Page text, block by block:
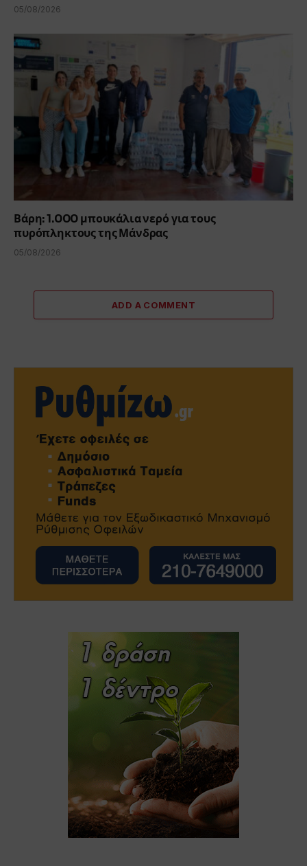
05/08/2026
Βάρη: 1.000 μπουκάλια νερό για τους
πυρόπληκτους της Μάνδρας
05/08/2026
ADD A COMMENT